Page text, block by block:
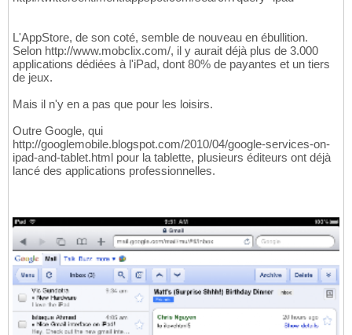
L'AppStore, de son coté, semble de nouveau en ébullition.
Selon http://www.mobclix.com/, il y aurait déjà plus de 3.000
applications dédiées à l'iPad, dont 80% de payantes et un tiers
de jeux.
Mais il n'y en a pas que pour les loisirs.
Outre Google, qui
http://googlemobile.blogspot.com/2010/04/google-services-on-
ipad-and-tablet.html pour la tablette, plusieurs éditeurs ont déjà
lancé des applications professionnelles.